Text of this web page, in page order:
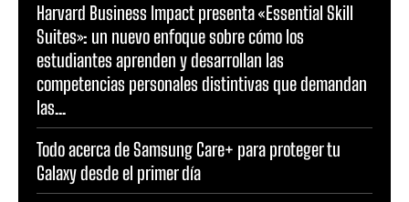
Harvard Business Impact presenta «Essential Skill
Suites»: un nuevo enfoque sobre cómo los
estudiantes aprenden y desarrollan las
competencias personales distintivas que demandan
las...
Todo acerca de Samsung Care+ para proteger tu
Galaxy desde el primer día